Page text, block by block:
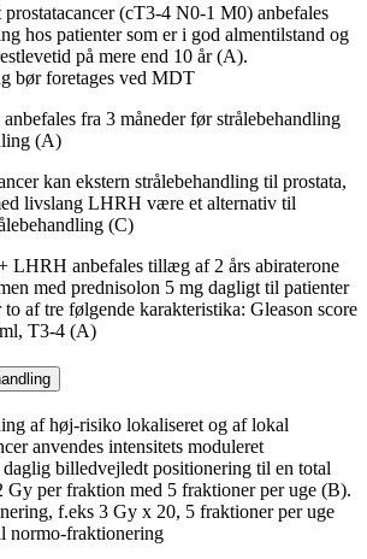
(cT3-4 N0-1 M0) anbefales
hos patienter som er i god almentilstand og
på mere end 10 år (A).
bør foretages ved MDT
fra 3 måneder før strålebehandling
(A)
kan ekstern strålebehandling til prostata,
livslang LHRH være et alternativ til
(C)
LHRH anbefales tillæg af 2 års abiraterone
med prednisolon 5 mg dagligt til patienter
af tre følgende karakteristika: Gleason score
T3-4 (A)
af høj-risiko lokaliseret og af lokal
anvendes intensitets moduleret
daglig billedvejledt positionering til en total
Gy per fraktion med 5 fraktioner per uge (B).
f.eks 3 Gy x 20, 5 fraktioner per uge
normo-fraktionering